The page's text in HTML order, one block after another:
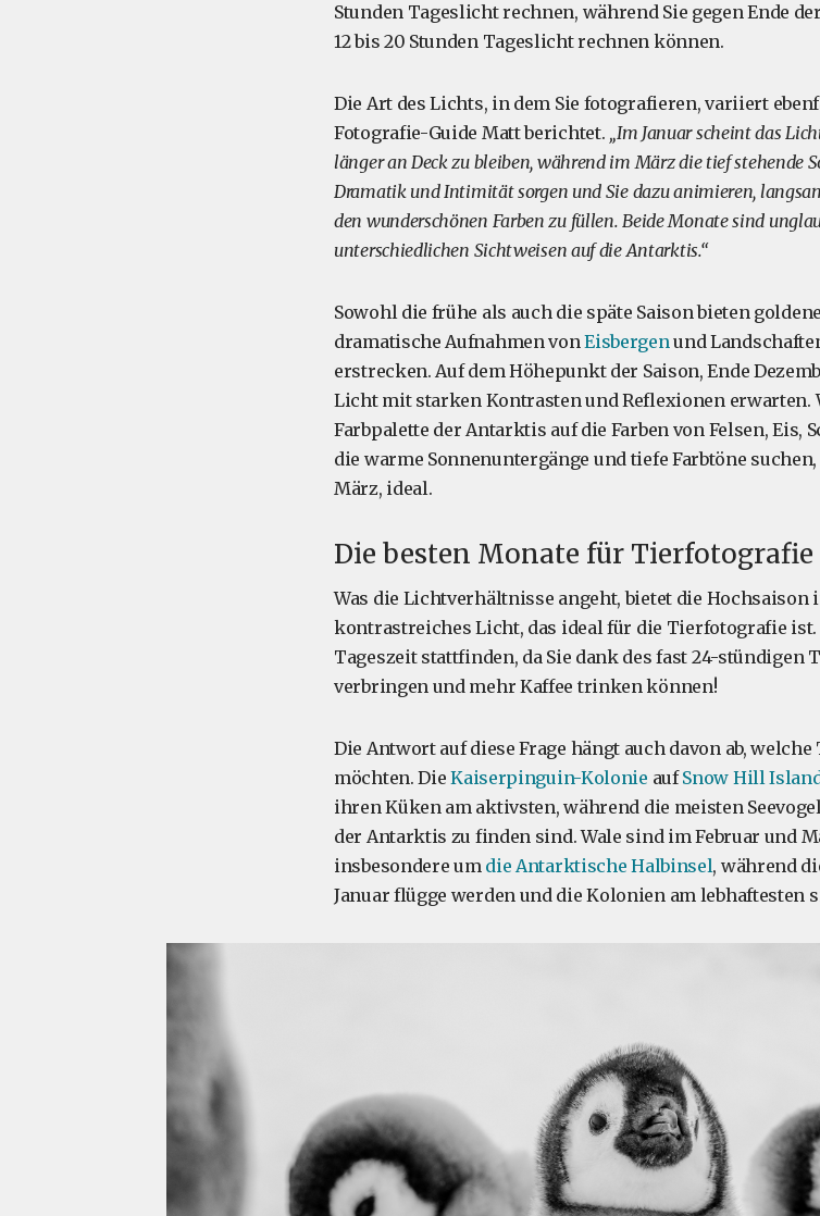
Stunden Tageslicht rechnen, während Sie gegen Ende
12 bis 20 Stunden Tageslicht rechnen können.
Die Art des Lichts, in dem Sie fotografieren, variiert
Fotografie-Guide Matt berichtet. „Im Januar scheint das
länger an Deck zu bleiben, während im März die tief stehende
Dramatik und Intimität sorgen und Sie dazu animieren,
den wunderschönen Farben zu füllen. Beide Monate sind
unterschiedlichen Sichtweisen auf die Antarktis.“
Sowohl die frühe als auch die späte Saison bieten
dramatische Aufnahmen vonEisbergenund
erstrecken. Auf dem Höhepunkt der Saison, Ende
Licht mit starken Kontrasten und Reflexionen erwarten.
Farbpalette der Antarktis auf die Farben von Felsen, Eis,
die warme Sonnenuntergänge und tiefe Farbtöne
März, ideal.
Die besten Monate für
Was die Lichtverhältnisse angeht, bietet die Hochsaison
kontrastreiches Licht, das ideal für die Tierfotografie ist.
Tageszeit stattfinden, da Sie dank des fast 24-stündigen
verbringen und mehr Kaffee trinken können!
Die Antwort auf diese Frage hängt auch davon ab,
möchten. DieKaiserpinguin-Kolonie aufSnow Hill
ihren Küken am aktivsten, während die meisten
der Antarktis zu finden sind. Wale sind im Februar und
insbesondere um die Antarktische Halbinsel, während
Januar flügge werden und die Kolonien am lebhaftesten